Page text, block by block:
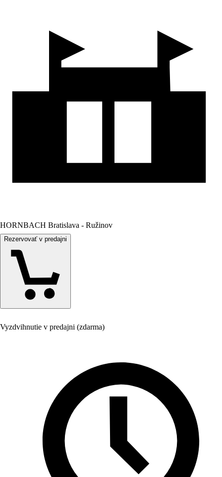
HORNBACH Bratislava - Ružinov
Rezervovať v predajni
Vyzdvihnutie v predajni (zdarma)